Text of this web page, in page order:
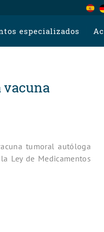
especializados
vacuna
tumoral autóloga
Ley de Medicamentos